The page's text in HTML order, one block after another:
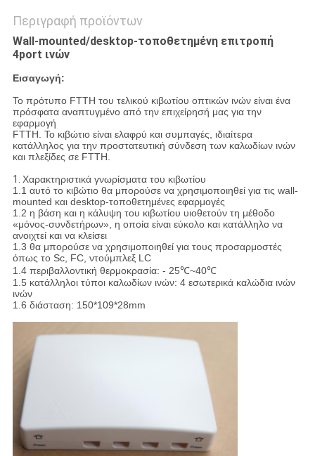
Περιγραφή προϊόντων
Wall-mounted/desktop-τοποθετημένη επιτροπή
4port ινών
Εισαγωγή:
Το πρότυπο FTTH του τελικού κιβωτίου οπτικών ινών είναι ένα
πρόσφατα αναπτυγμένο από την επιχείρησή μας για την
εφαρμογή
FTTH. Το κιβώτιο είναι ελαφρύ και συμπαγές, ιδιαίτερα
κατάλληλος για την προστατευτική σύνδεση των καλωδίων ινών
και πλεξίδες σε FTTH.
1. Χαρακτηριστικά γνωρίσματα του κιβωτίου
1.1 αυτό το κιβώτιο θα μπορούσε να χρησιμοποιηθεί για τις wall-
mounted και desktop-τοποθετημένες εφαρμογές
1.2 η βάση και η κάλυψη του κιβωτίου υιοθετούν τη μέθοδο
«μόνος-συνδετήρων», η οποία είναι εύκολο και κατάλληλο να
ανοιχτεί και να κλείσει
1.3 θα μπορούσε να χρησιμοποιηθεί για τους προσαρμοστές
όπως το Sc, FC, ντούμπλεξ LC
1.4 περιβαλλοντική θερμοκρασία: - 25℃~40℃
1.5 κατάλληλοι τύποι καλωδίων ινών: 4 εσωτερικά καλώδια ινών
ινών
1.6 διάσταση: 150*109*28mm